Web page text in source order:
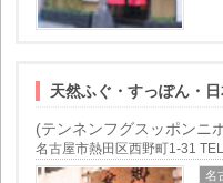
天然ふぐ・すっぽん・
(テンネンフグスッポンニ
名古屋市熱田区西野町1-31
名